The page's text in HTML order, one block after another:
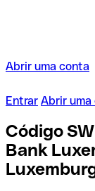
Abrir uma conta
Entrar Abrir uma
Código
Bank